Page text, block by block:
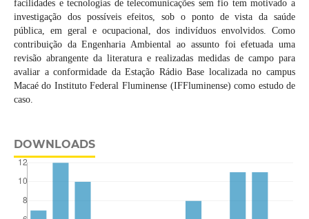
facilidades e tecnologias de telecomunicações sem fio tem motivado a
investigação dos possíveis efeitos, sob o ponto de vista da saúde
pública, em geral e ocupacional, dos indivíduos envolvidos. Como
contribuição da Engenharia Ambiental ao assunto foi efetuada uma
revisão abrangente da literatura e realizadas medidas de campo para
avaliar a conformidade da Estação Rádio Base localizada no campus
Macaé do Instituto Federal Fluminense (IFFluminense) como estudo de
caso.
DOWNLOADS